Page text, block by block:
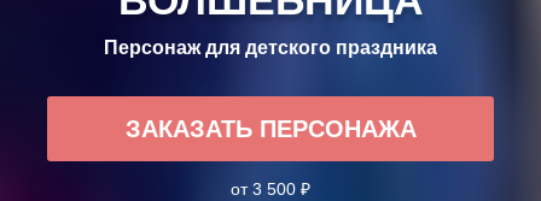
Персонаж для детского праздника
ЗАКАЗАТЬ ПЕРСОНАЖА
от 3 500 ₽